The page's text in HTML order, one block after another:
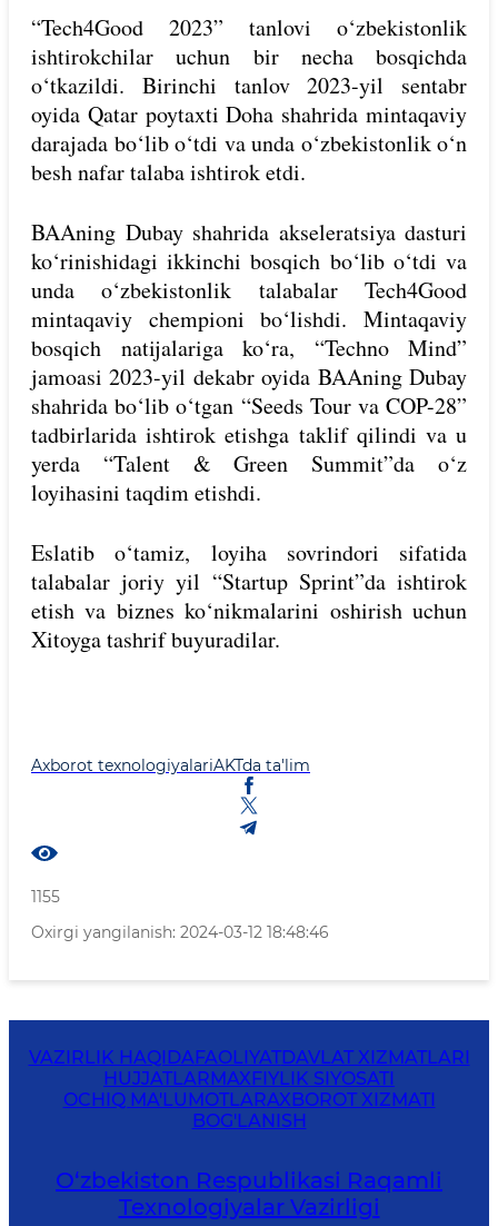
“Tech4Good 2023” tanlovi o‘zbekistonlik
ishtirokchilar uchun bir necha bosqichda
o‘tkazildi. Birinchi tanlov 2023-yil sentabr
oyida Qatar poytaxti Doha shahrida mintaqaviy
darajada bo‘lib o‘tdi va unda o‘zbekistonlik o‘n
besh nafar talaba ishtirok etdi.
BAAning Dubay shahrida akseleratsiya dasturi
ko‘rinishidagi ikkinchi bosqich bo‘lib o‘tdi va
unda o‘zbekistonlik talabalar Tech4Good
mintaqaviy chempioni bo‘lishdi. Mintaqaviy
bosqich natijalariga ko‘ra, “Techno Mind”
jamoasi 2023-yil dekabr oyida BAAning Dubay
shahrida bo‘lib o‘tgan “Seeds Tour va COP-28”
tadbirlarida ishtirok etishga taklif qilindi va u
yerda “Talent & Green Summit”da o‘z
loyihasini taqdim etishdi.
Eslatib o‘tamiz, loyiha sovrindori sifatida
talabalar joriy yil “Startup Sprint”da ishtirok
etish va biznes ko‘nikmalarini oshirish uchun
Xitoyga tashrif buyuradilar.
Axborot texnologiyalariAKTda ta'lim
1155
Oxirgi yangilanish: 2024-03-12 18:48:46
VAZIRLIK HAQIDAFAOLIYATDAVLAT XIZMATLARI
HUJJATLARMAXFIYLIK SIYOSATI
OCHIQ MA'LUMOTLARAXBOROT XIZMATI
BOG'LANISH
O‘zbekiston Respublikasi Raqamli
Texnologiyalar Vazirligi